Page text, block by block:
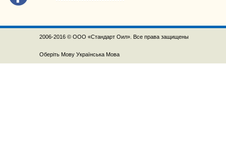
2006-2016 © ООО «Стандарт Оил». Все права защищены
Оберіть Мову Українська Мова